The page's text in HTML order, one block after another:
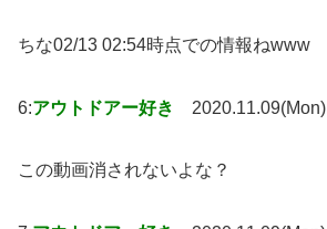
ちな02/13 02:54時点での情報ねwww
6:アウトドアー好き 2020.11.09(Mon)
この動画消されないよな？